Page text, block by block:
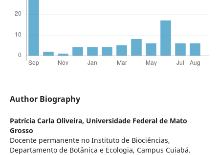
Author Biography
Patrícia Carla Oliveira, Universidade Federal de Mato
Grosso
Docente permanente no Instituto de Biociências,
Departamento de Botânica e Ecologia, Campus Cuiabá.